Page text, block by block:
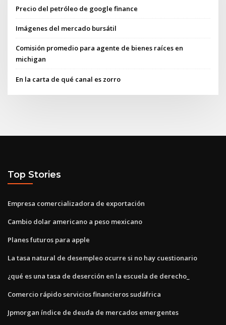
Precio del petróleo de google finance
Imágenes del mercado bursátil
Comisión promedio para agente de bienes raíces en
michigan
En la carta de qué canal es zorro
Top Stories
Empresa comercializadora de exportación
Cambio dolar americano a peso mexicano
Planes futuros para apple
La tasa natural de desempleo ocurre si no hay cuestionario
¿qué es una tasa de deserción en la escuela de derecho_
Comercio rápido servicios financieros sudáfrica
Jpmorgan índice de deuda de mercados emergentes